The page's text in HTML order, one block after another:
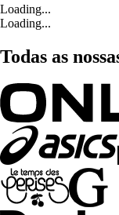
Loading...
Loading...
Todas as